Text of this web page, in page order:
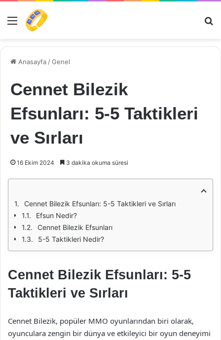
Menü
Anasayfa /Genel
Cennet Bilezik
Efsunları: 5-5 Taktikleri
ve Sırları
16 Ekim 2024 3 dakika okuma süresi
Cennet Bilezik Efsunları: 5-5 Taktikleri ve Sırları
Efsun Nedir?
Cennet Bilezik Efsunları
5-5 Taktikleri Nedir?
Cennet Bilezik Efsunları: 5-5
Taktikleri ve Sırları
Cennet Bilezik, popüler MMO oyunlarından biri olarak,
oyunculara zengin bir dünya ve etkileyici bir oyun deneyimi